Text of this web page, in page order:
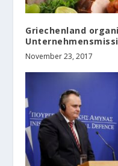
Griechenland
November 23, 2017